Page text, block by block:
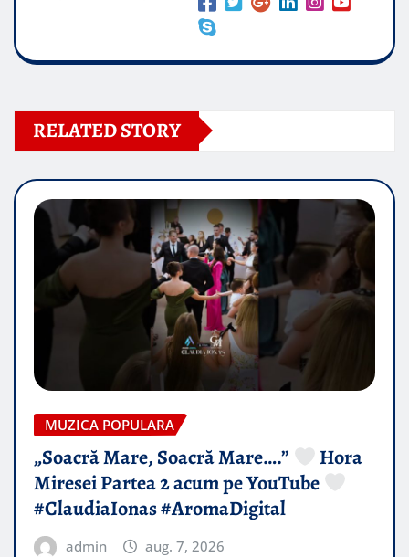
RELATED STORY
MUZICA POPULARA
„Soacră Mare, Soacră Mare….”
Hora
Miresei Partea 2 acum pe YouTube
#ClaudiaIonas #AromaDigital
admin aug. 7, 2026